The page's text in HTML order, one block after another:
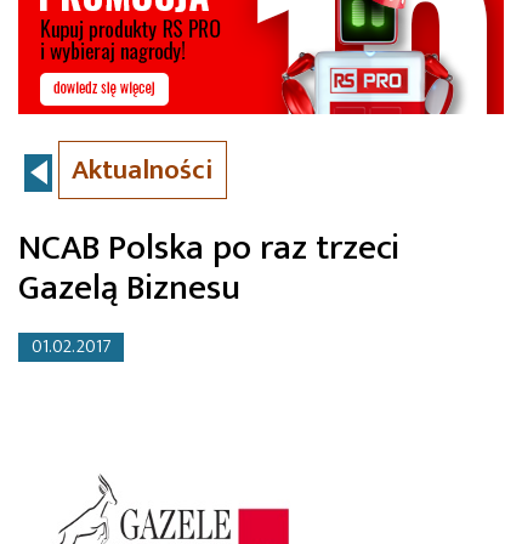
Aktualności
NCAB Polska po raz trzeci
Gazelą Biznesu
01.02.2017